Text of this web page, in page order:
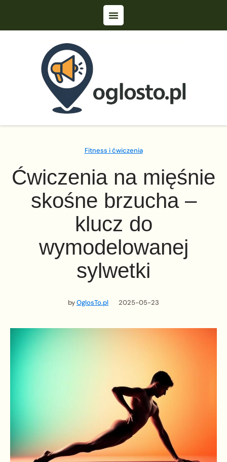
Fitness i ćwiczenia
Ćwiczenia na mięśnie
skośne brzucha –
klucz do
wymodelowanej
sylwetki
byOglosTo.pl 2025-05-23